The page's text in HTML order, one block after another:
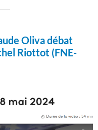
Oliva débat
Riottot (FNE-